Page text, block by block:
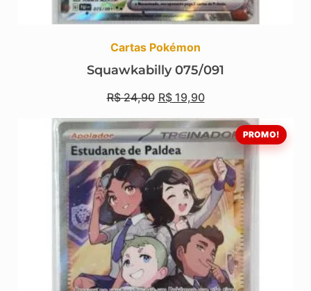
Cartas Pokémon
Squawkabilly 075/091
R$24,90 R$19,90
PROMO!